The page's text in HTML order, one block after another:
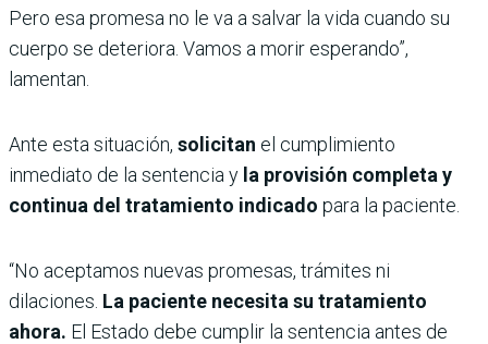
Pero esa promesa no le va a salvar la vida cuando su
cuerpo se deteriora. Vamos a morir esperando”,
lamentan.
Ante esta situación, solicitan el cumplimiento
inmediato de la sentencia y la provisión completa y
continua del tratamiento indicado para la paciente.
“No aceptamos nuevas promesas, trámites ni
dilaciones. La paciente necesita su tratamiento
ahora. El Estado debe cumplir la sentencia antes de